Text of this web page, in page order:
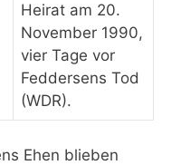
Heirat am 20.
November 1990,
vier Tage vor
Feddersens Tod
(WDR).
Ehen blieben